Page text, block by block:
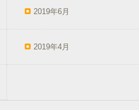
2019年6月
2019年4月